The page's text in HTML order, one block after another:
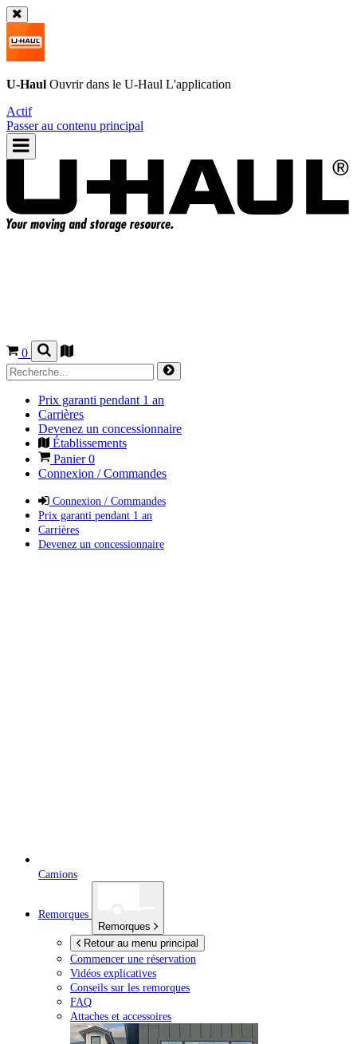
U-Haul Ouvrir dans le U-Haul L'application
Actif
Passer au contenu principal
0
Prix garanti pendant 1 an
Carrières
Devenez un concessionnaire
Établissements
Panier0
Connexion / Commandes
Connexion / Commandes
Prix garanti pendant 1 an
Carrières
Devenez un concessionnaire
Camions
Remorques
Remorques
Retour au menu principal
Commencer une réservation
Vidéos explicatives
Conseils sur les remorques
FAQ
Attaches et accessoires